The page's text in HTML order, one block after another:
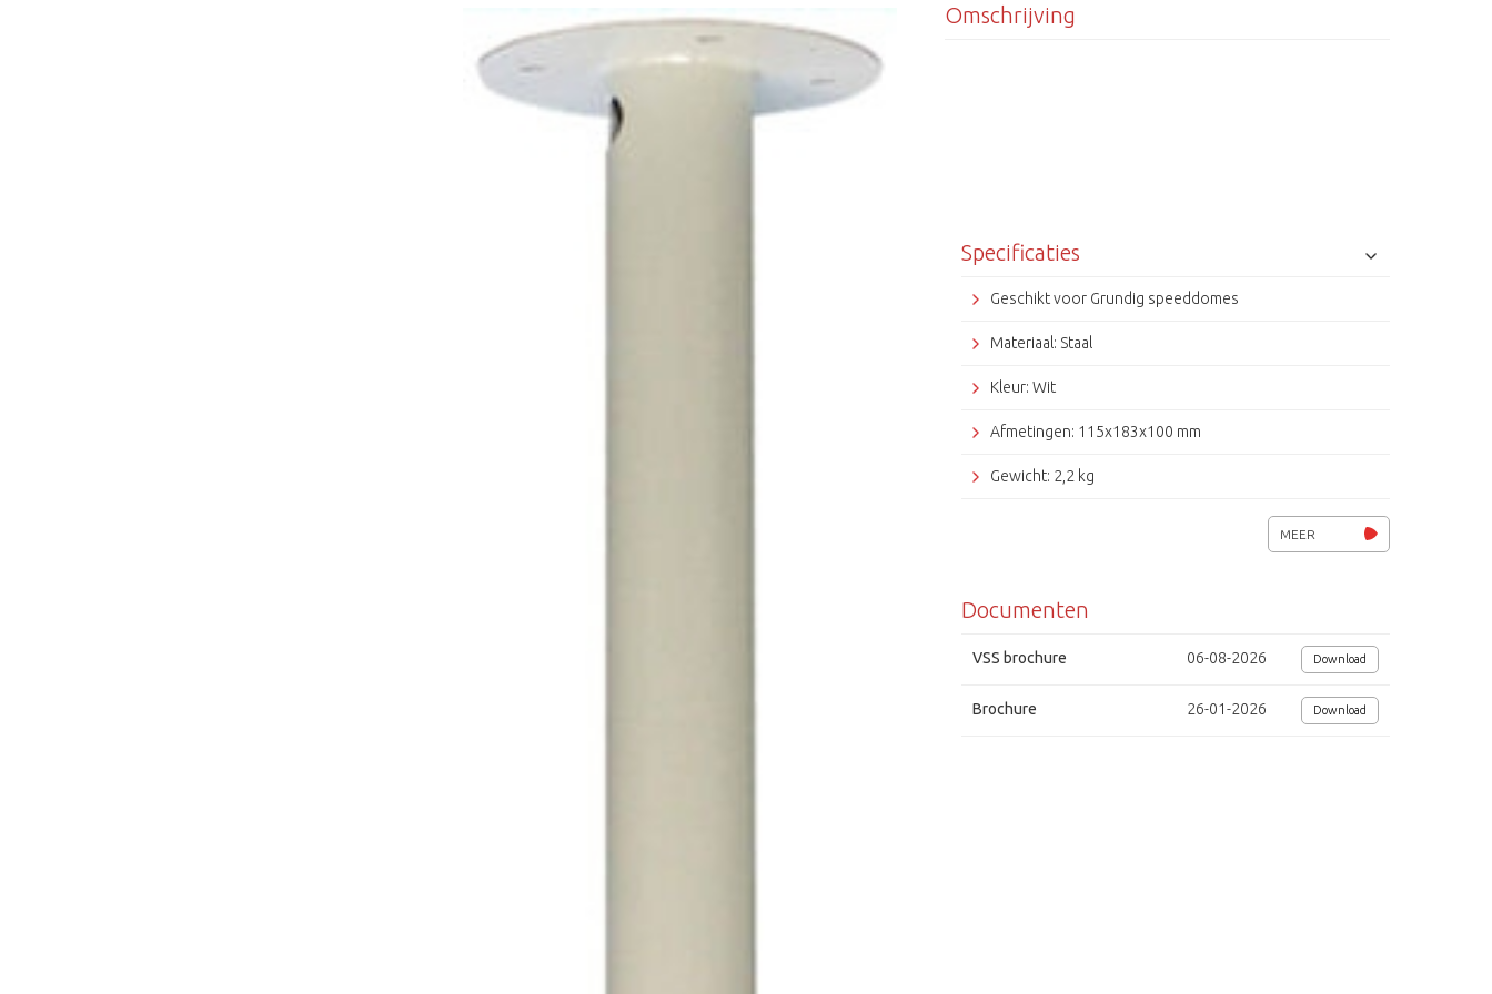
Omschrijving
Specificaties
Geschikt voor Grundig speeddomes
Materiaal: Staal
Kleur: Wit
Afmetingen: 115x183x100 mm
Gewicht: 2,2 kg
MEER
Documenten
VSS brochure 06-08-2026 Download
Brochure 26-01-2026 Download